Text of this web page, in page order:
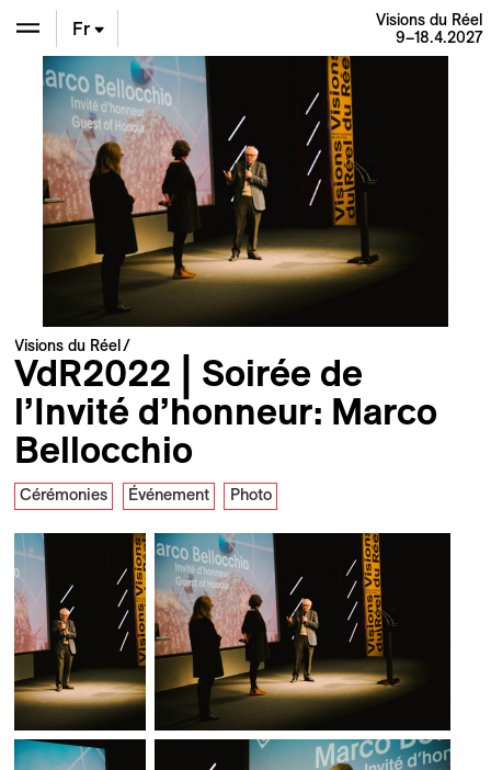
En
De
Fr
Visions du Réel
9–18.4.2027
Visions du Réel
VdR2022 | Soirée de
l’Invité d’honneur: Marco
Bellocchio
Cérémonies Événement Photo